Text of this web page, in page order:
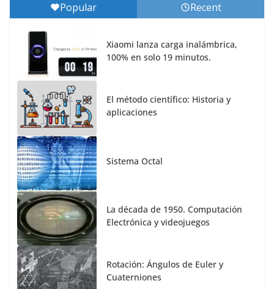
Popular Recent
Xiaomi lanza carga inalámbrica,
100% en solo 19 minutos.
El método científico: Historia y
aplicaciones
Sistema Octal
La década de 1950. Computación
Electrónica y videojuegos
Rotación: Ángulos de Euler y
Cuaterniones